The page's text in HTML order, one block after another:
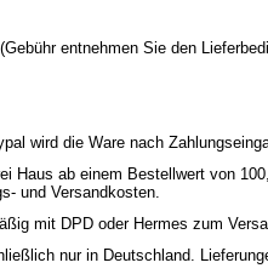
entnehmen Sie den
wird die Ware nach
Haus ab einem Bestellwert von
und Versandkosten.
mit DPD oder Hermes zum
nur in Deutschland.